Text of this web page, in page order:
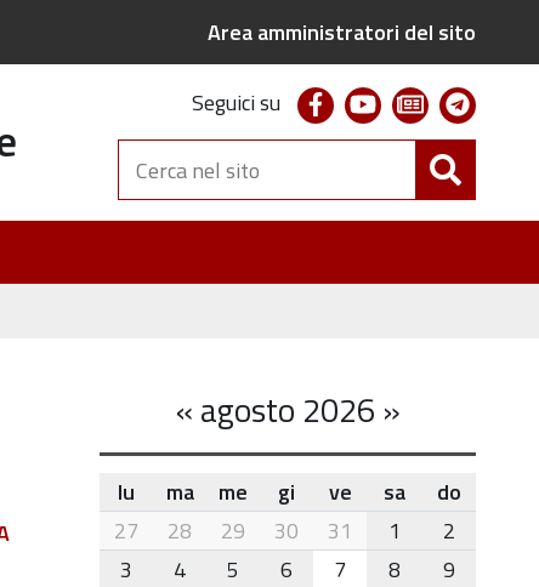
Area amministratori del sito
Seguici su facebookyoutubenewsletter
Cerca
nel
sito
«agosto 2026 »
month-
8
lu ma me gi ve sa
do
27
28 29 30 31 1
2
3
4 5 6 7 8
9